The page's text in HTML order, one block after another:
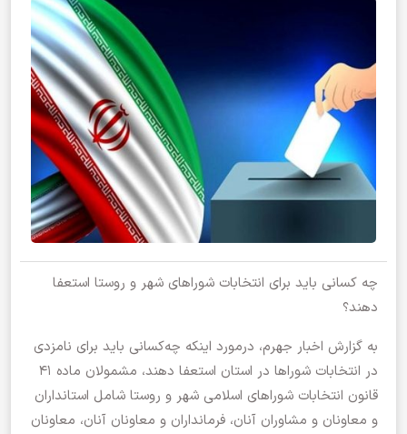
چه کسانی باید برای انتخابات شوراهای شهر و روستا استعفا
دهند؟
به گزارش اخبار جهرم، درمورد اینکه چه‌کسانی باید برای نامزدی
در انتخابات شورا‌ها در استان استعفا دهند، مشمولان ماده ۴۱
قانون انتخابات شورا‌های اسلامی شهر و روستا شامل استانداران
و معاونان و مشاوران آنان، فرمانداران و معاونان آنان، معاونان